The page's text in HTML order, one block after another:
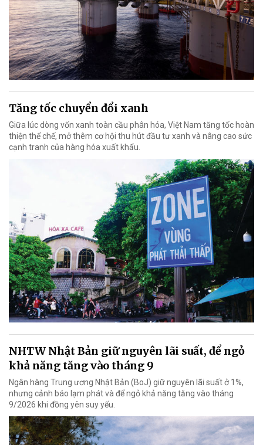
Tăng tốc chuyển đổi xanh
Giữa lúc dòng vốn xanh toàn cầu phân hóa, Việt Nam tăng tốc hoàn
thiện thể chế, mở thêm cơ hội thu hút đầu tư xanh và nâng cao sức
cạnh tranh của hàng hóa xuất khẩu.
NHTW Nhật Bản giữ nguyên lãi suất, để ngỏ
khả năng tăng vào tháng 9
Ngân hàng Trung ương Nhật Bản (BoJ) giữ nguyên lãi suất ở 1%,
nhưng cảnh báo lạm phát và để ngỏ khả năng tăng vào tháng
9/2026 khi đồng yên suy yếu.